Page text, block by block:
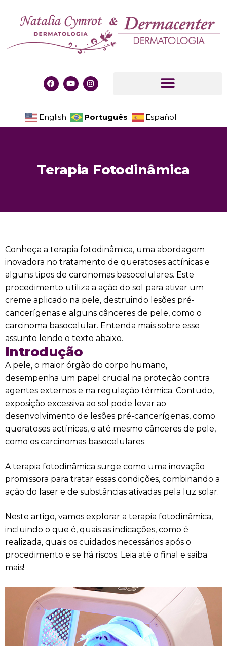
English Português Español
Terapia Fotodinâmica
Conheça a terapia fotodinâmica, uma abordagem
inovadora no tratamento de queratoses actínicas e
alguns tipos de carcinomas basocelulares. Este
procedimento utiliza a ação do sol para ativar um
creme aplicado na pele, destruindo lesões pré-
cancerígenas e alguns cânceres de pele, como o
carcinoma basocelular. Entenda mais sobre esse
assunto lendo o texto abaixo.
Introdução
A pele, o maior órgão do corpo humano,
desempenha um papel crucial na proteção contra
agentes externos e na regulação térmica. Contudo,
exposição excessiva ao sol pode levar ao
desenvolvimento de lesões pré-cancerígenas, como
queratoses actínicas, e até mesmo cânceres de pele,
como os carcinomas basocelulares.
A terapia fotodinâmica surge como uma inovação
promissora para tratar essas condições, combinando a
ação do laser e de substâncias ativadas pela luz solar.
Neste artigo, vamos explorar a terapia fotodinâmica,
incluindo o que é, quais as indicações, como é
realizada, quais os cuidados necessários após o
procedimento e se há riscos. Leia até o final e saiba
mais!